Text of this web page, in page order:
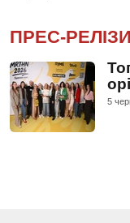
ПРЕС-РЕЛІЗИ
5